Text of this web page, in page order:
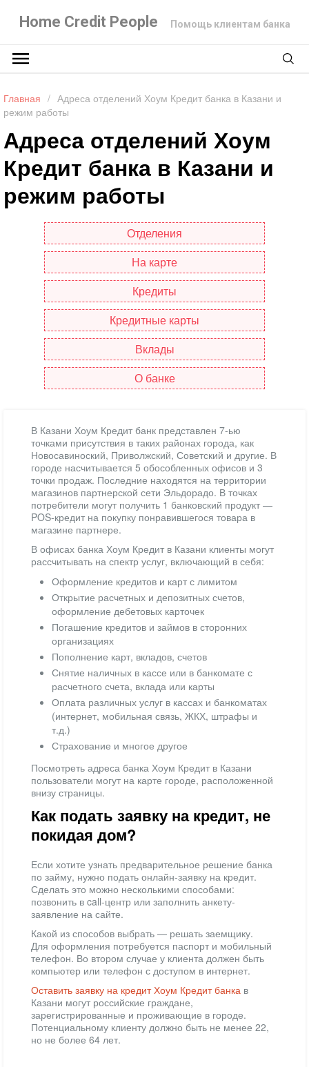
Home Credit People Помощь клиентам банка
Главная / Адреса отделений Хоум Кредит банка в Казани и
режим работы
Адреса отделений Хоум
Кредит банка в Казани и
режим работы
Отделения
На карте
Кредиты
Кредитные карты
Вклады
О банке
В Казани Хоум Кредит банк представлен 7-ью
точками присутствия в таких районах города, как
Новосавиноский, Приволжский, Советский и другие. В
городе насчитывается 5 обособленных офисов и 3
точки продаж. Последние находятся на территории
магазинов партнерской сети Эльдорадо. В точках
потребители могут получить 1 банковский продукт —
POS-кредит на покупку понравившегося товара в
магазине партнере.
В офисах банка Хоум Кредит в Казани клиенты могут
рассчитывать на спектр услуг, включающий в себя:
Оформление кредитов и карт с лимитом
Открытие расчетных и депозитных счетов,
оформление дебетовых карточек
Погашение кредитов и займов в сторонних
организациях
Пополнение карт, вкладов, счетов
Снятие наличных в кассе или в банкомате с
расчетного счета, вклада или карты
Оплата различных услуг в кассах и банкоматах
(интернет, мобильная связь, ЖКХ, штрафы и
т.д.)
Страхование и многое другое
Посмотреть адреса банка Хоум Кредит в Казани
пользователи могут на карте городе, расположенной
внизу страницы.
Как подать заявку на кредит, не
покидая дом?
Если хотите узнать предварительное решение банка
по займу, нужно подать онлайн-заявку на кредит.
Сделать это можно несколькими способами:
позвонить в call-центр или заполнить анкету-
заявление на сайте.
Какой из способов выбрать — решать заемщику.
Для оформления потребуется паспорт и мобильный
телефон. Во втором случае у клиента должен быть
компьютер или телефон с доступом в интернет.
Оставить заявку на кредит Хоум Кредит банка в
Казани могут российские граждане,
зарегистрированные и проживающие в городе.
Потенциальному клиенту должно быть не менее 22,
но не более 64 лет.